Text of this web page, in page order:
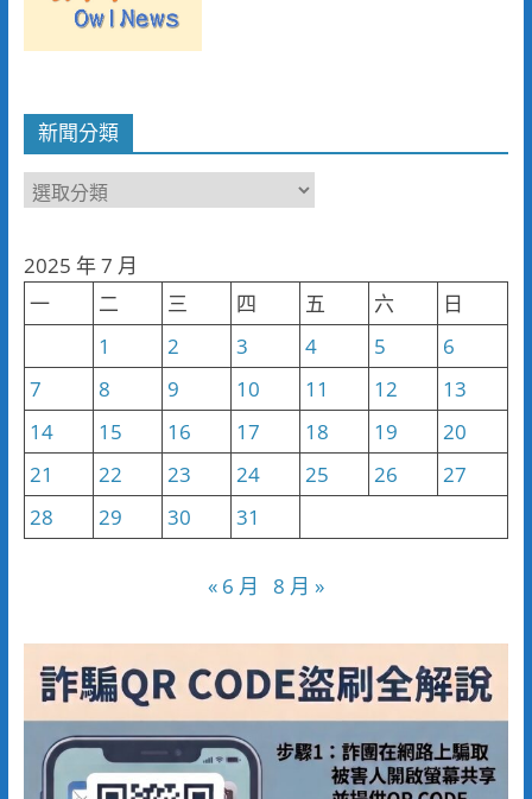
新聞分類
新
類
2025 年 7 月
一
二 三 四 五 六
日
1
2 3 4 5
6
7
8 9 10 11 12
13
14
15 16 17 18 19
20
21
22 23 24 25 26
27
28
29 30 31
« 6 月 8 月 »